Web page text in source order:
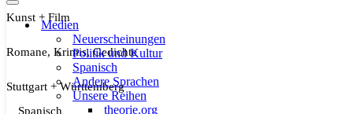
Navigationsmenü
Medien
Neuerscheinungen
Politik und Kultur
Spanisch
Andere Sprachen
Unsere Reihen
theorie.org
Kunst + Film
Romane, Krimis, Gedichte
Stuttgart + Württemberg
Spanisch